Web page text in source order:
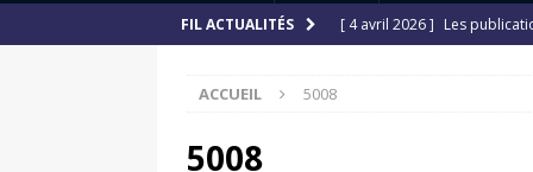
FIL ACTUALITÉS [ 4 avril 2026 ] Les
ACCUEIL 5008
5008